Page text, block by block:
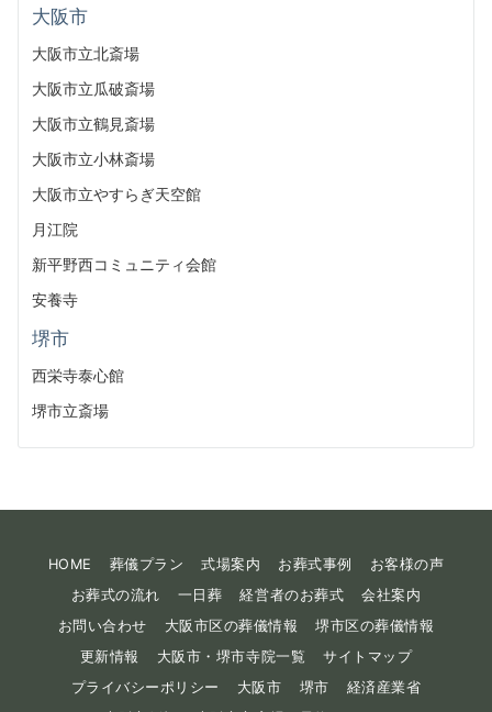
大阪市
大阪市立北斎場
大阪市立瓜破斎場
大阪市立鶴見斎場
大阪市立小林斎場
大阪市立やすらぎ天空館
月江院
新平野西コミュニティ会館
安養寺
堺市
西栄寺泰心館
堺市立斎場
HOME 葬儀プラン 式場案内 お葬式事例
お客様の声
お葬式の流れ
一日葬 経営者のお葬式
会社案内
お問い合わせ
大阪市区の葬儀情報
堺市区の葬儀情報
更新情報
大阪市・堺市寺院一覧
サイトマップ
プライバシーポリシー
大阪市 堺市
経済産業省